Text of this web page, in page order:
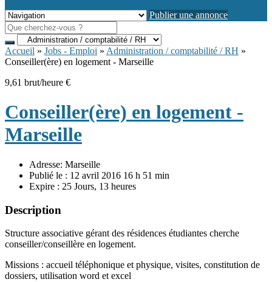
Publier une annonce
Accueil » Jobs - Emploi » Administration / comptabilité / RH »
Conseiller(ère) en logement - Marseille
9,61 brut/heure €
Conseiller(ère) en logement -
Marseille
Adresse: Marseille
Publié le : 12 avril 2016 16 h 51 min
Expire : 25 Jours, 13 heures
Description
Structure associative gérant des résidences étudiantes cherche
conseiller/conseillère en logement.
Missions : accueil téléphonique et physique, visites, constitution de
dossiers, utilisation word et excel